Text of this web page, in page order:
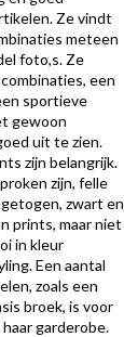
Ze vindt
meteen
foto,s. Ze
een
sportieve
gewoon
uit te zien.
zijn belangrijk.
zijn, felle
zwart en
prints, maar niet
in kleur
Een aantal
zoals een
broek, is voor
garderobe.